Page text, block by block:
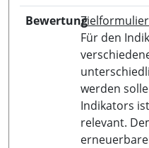
Bewertung
Für den
werden
Indikators
relevant.